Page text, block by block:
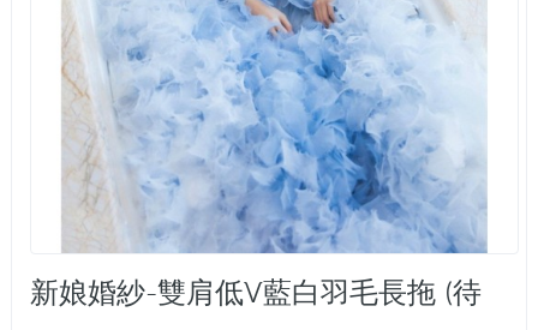
新娘婚紗-雙肩低V藍白羽毛長拖 (待